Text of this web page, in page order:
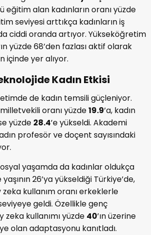
eğitim alan kadınların oranı yüzde
seviyesi arttıkça kadınların iş
ciddi oranda artıyor. Yükseköğretim
yüzde 68’den fazlası aktif olarak
içinde yer alıyor.
Kadın Etkisi
de kadın temsili güçleniyor.
oranı yüzde19.9’a, kadın
yüzde 28.4’e yükseldi. Akademi
profesör ve doçent sayısındaki
yaşamda da kadınlar oldukça
26’ya yükseldiği Türkiye’de,
zeka kullanım oranı erkeklerle
geldi. Özellikle genç
zeka kullanımı yüzde 40’ın üzerine
olan adaptasyonu kanıtladı.